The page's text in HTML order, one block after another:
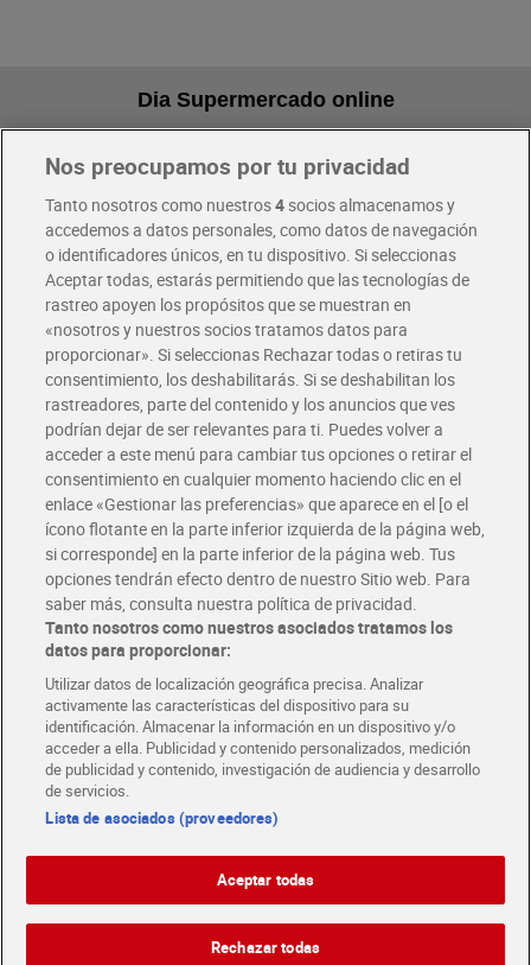
Dia Supermercado online
Pide hoy, recibe hoy
Envío gratis por compras superiores a 100€
Envío estandar por 4,99€
Glovo y Uber Eats
Solicita tu factura de Glovo o Uber Eats
Únete al CLUB Dia
Disfruta las ventajas y ofertas exclusivas.
Descárgate la APP Dia
Folletos y Tiendas
Descubre las mejores ofertas y busca tu tienda más cercana
Tarjeta MaX Dia
Te devuelve hasta 8€/mes de tus compras.
¡Solicita tu tarjeta de crédito aquí!
COMER MEJOR CADA DIA
COLABORA CON DIA ABRE TU TIENDA DIA CORPORATE
Nos preocupamos por tu privacidad
Tanto nosotros como nuestros4socios almacenamos y
accedemos a datos personales, como datos de navegación
o identificadores únicos, en tu dispositivo. Si seleccionas
Aceptar todas, estarás permitiendo que las tecnologías de
rastreo apoyen los propósitos que se muestran en
«nosotros y nuestros socios tratamos datos para
proporcionar». Si seleccionas Rechazar todas o retiras tu
consentimiento, los deshabilitarás. Si se deshabilitan los
rastreadores, parte del contenido y los anuncios que ves
podrían dejar de ser relevantes para ti. Puedes volver a
acceder a este menú para cambiar tus opciones o retirar el
consentimiento en cualquier momento haciendo clic en el
enlace «Gestionar las preferencias» que aparece en el [o el
ícono flotante en la parte inferior izquierda de la página web,
si corresponde] en la parte inferior de la página web. Tus
opciones tendrán efecto dentro de nuestro Sitio web. Para
saber más, consulta nuestra política de privacidad.
Tanto nosotros como nuestros asociados tratamos los
datos para proporcionar:
Utilizar datos de localización geográfica precisa. Analizar
activamente las características del dispositivo para su
identificación. Almacenar la información en un dispositivo y/o
acceder a ella. Publicidad y contenido personalizados, medición
de publicidad y contenido, investigación de audiencia y desarrollo
de servicios.
Lista de asociados (proveedores)
Aceptar todas
Rechazar todas